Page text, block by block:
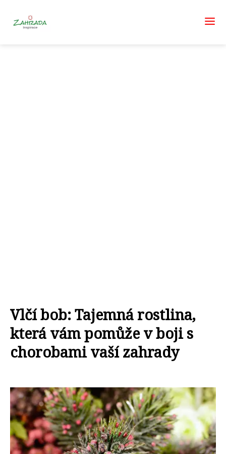
Vlčí bob: Tajemná rostlina,
která vám pomůže v boji s
chorobami vaší zahrady